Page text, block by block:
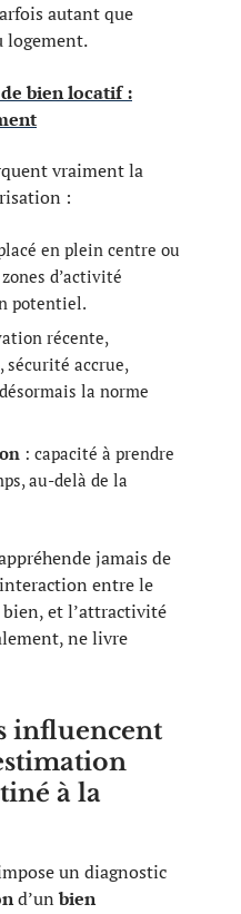
autant que
logement.
bien locatif :
vraiment la
:
en plein centre ou
d’activité
potentiel.
récente,
sécurité accrue,
la norme
: capacité à prendre
au-delà de la
jamais de
entre le
bien, et l’attractivité
ne livre
influencent
à la
un diagnostic
d’unbien